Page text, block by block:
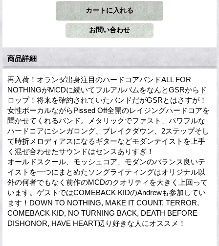
商品詳細
再入荷！オランダ出身注目のハードコアバンドALL FOR
NOTHINGがMCDに続いてフルアルバムをなんとGSRからド
ロップ！将来を確約されていたバンドだがGSRとはさすが！
女性ボーカルながらPissed Off全開のレイジングハードコアを
聞かせてくれるバンド。メタリックでファスト、パワフルな
ハードコアにシンガロング、ブレイクダウン、2ステップそし
て時折メロディアスになるギターなどモダンテイストを上手
く混ぜ合わせたサウンドはセンスありすぎ！
オールドスクール、モッシュコア、モダンのバランス良いテ
イストを一つにまとめたソングライティングはオリジナル以
外の何者でもなく前作のMCDのクオリティを大きく上回って
います。ゲストではCOMEBACK KIDのAndrewも参加してい
ます！DOWN TO NOTHING, MAKE IT COUNT, TERROR,
COMEBACK KID, NO TURNING BACK, DEATH BEFORE
DISHONOR, HAVE HEART辺り好きな人にオススメ！